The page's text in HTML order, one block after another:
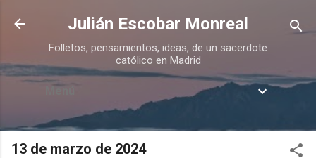
Ir al contenido principal
Julián Escobar Monreal
Folletos, pensamientos, ideas, de un sacerdote
católico en Madrid
Menú
13 de marzo de 2024